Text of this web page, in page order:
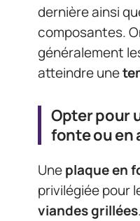
dernière ainsi
composantes.
généralement
atteindre une
Opter pour
fonte ou en
Uneplaque en
privilégiée pour
viandes grillées